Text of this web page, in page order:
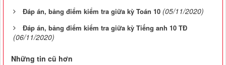
Đáp án, bảng điểm kiểm tra giữa kỳ Toán 10 (05/11/2020)
Đáp án, bảng điểm kiểm tra giữa kỳ Tiếng anh 10 TĐ
(06/11/2020)
Những tin cũ hơn